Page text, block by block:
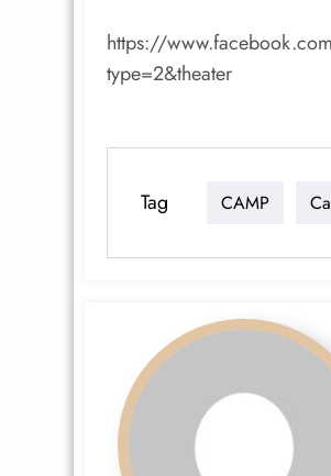
https://
type=2&theater
Tag CAMP